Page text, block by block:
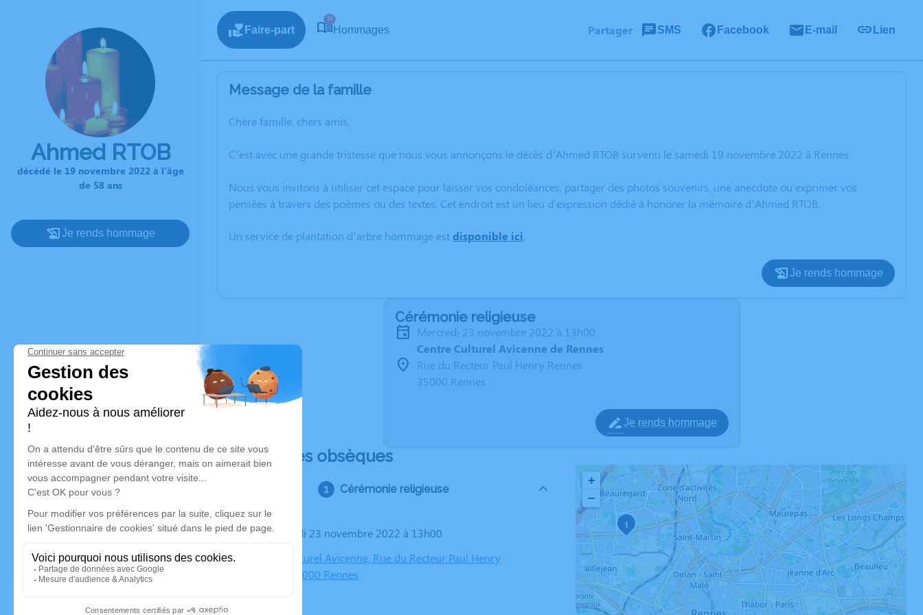
Ahmed RTOB
décédé le 19 novembre 2022 à l'âge
de 58 ans
Je rends hommage
Faire-part
10
Hommages Partager SMS Facebook E-mail Lien
Message de la famille
Chère famille, chers amis,
C’est avec une grande tristesse que nous vous annonçons le décès d’Ahmed RTOB survenu le samedi 19 novembre 2022 à Rennes.
Nous vous invitons à utiliser cet espace pour laisser vos condoléances, partager des photos souvenirs, une anecdote ou exprimer vos
pensées à travers des poèmes ou des textes. Cet endroit est un lieu d'expression dédié à honorer la mémoire d’Ahmed RTOB.
Un service de plantation d’arbre hommage estdisponible ici.
Je rends hommage
Cérémonie religieuse
mercredi 23 novembre 2022 à 13h00
Centre Culturel Avicenne de Rennes
Rue du Recteur Paul Henry Rennes
35000 Rennes
Je rends hommage
Déroulé des obsèques
Cérémonie religieuse
Le mercredi 23 novembre 2022 à 13h00
Centre Culturel Avicenne, Rue du Recteur Paul Henry
Rennes, 35000 Rennes
1
+
−